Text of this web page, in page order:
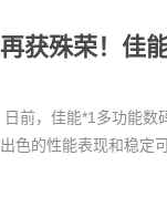
再获殊荣！佳
日前，佳能*1多功能数
出色的性能表现和稳定